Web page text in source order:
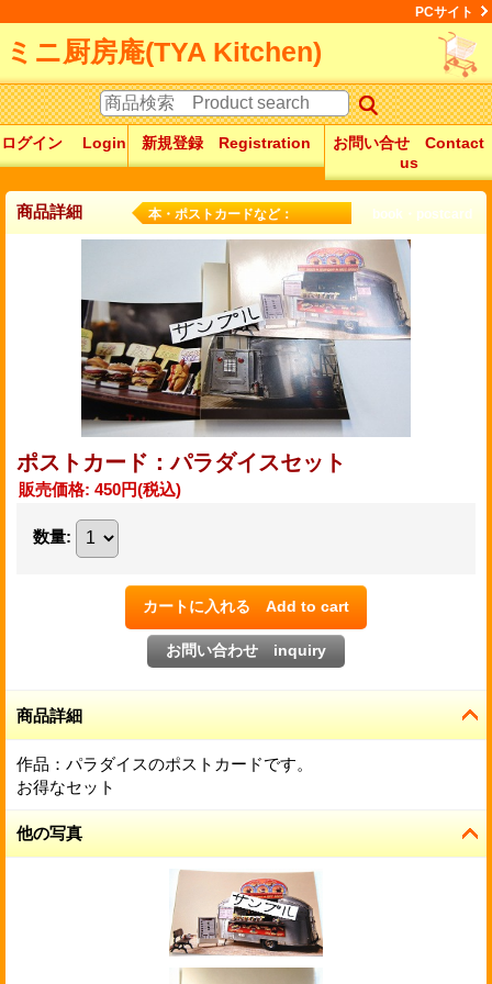
PCサイト
ミニ厨房庵(TYA Kitchen)
ログイン Login 新規登録 Registration
お問い合せ Contact
us
商品詳細 本・ポストカードなど： book・postcard
ポストカード：パラダイスセット
販売価格: 450円(税込)
数量:
商品詳細
作品：パラダイスのポストカードです。
お得なセット
他の写真